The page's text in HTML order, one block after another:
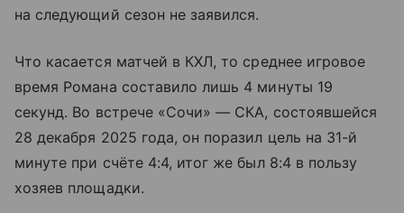
на следующий сезон не заявился.
Что касается матчей в КХЛ, то среднее игровое
время Романа составило лишь 4 минуты 19
секунд. Во встрече «Сочи» — СКА, состоявшейся
28 декабря 2025 года, он поразил цель на 31-й
минуте при счёте 4:4, итог же был 8:4 в пользу
хозяев площадки.